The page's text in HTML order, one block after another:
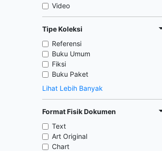
Video
Tipe Koleksi
Referensi
Buku Umum
Fiksi
Buku Paket
Lihat Lebih Banyak
Format Fisik Dokumen
Text
Art Original
Chart